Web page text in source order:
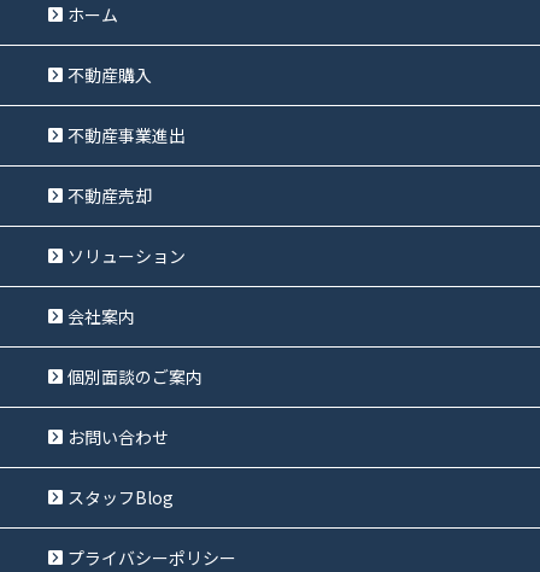
ホーム
不動産購入
不動産事業進出
不動産売却
ソリューション
会社案内
個別面談のご案内
お問い合わせ
スタッフBlog
プライバシーポリシー